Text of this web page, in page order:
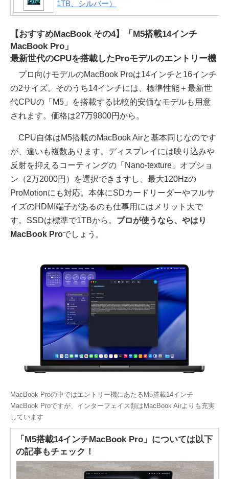
1TB、シルバー）
【おすすめMacBook その4】「M5搭載14インチ
MacBook Pro」
最新世代のCPUを搭載したProモデルのエントリー機
プロ向けモデルのMacBook Proは14インチと16インチ
の2サイズ。そのうち14インチには、標準性能＋最新世
代CPUの「M5」を搭載する比較的安価なモデルも用意
されます。価格は27万9800円から。
CPU自体はM5搭載のMacBook Airと基本同じなのです
が、違いも複数あります。ディスプレイには映り込みや
反射を抑えるコーティングの「Nano-texture」オプショ
ン（2万2000円）を選択できますし、最大120Hzの
ProMotionにも対応。本体にSDカードリーダーやフルサ
イズのHDMI端子があるのも仕事用にはメリット大で
す。SSDは標準で1TBから。 プロが使うなら、やはり
MacBook Proでしょう。
MacBook Proの中ではエントリー機にあたるM5搭載14インチ
MacBook Proですが、インターフェイス類はMacBook Airよりも充実
しています
「M5搭載14インチMacBook Pro」については以下
の記事もチェック！